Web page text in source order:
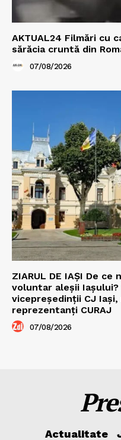
AKTUAL24 Filmări cu
sărăcia cruntă din
07/08/2026
ZIARUL DE IAȘI De
voluntar aleșii
vicepreședinții CJ Iași,
reprezentanți CURAJ
07/08/2026
Actualitate